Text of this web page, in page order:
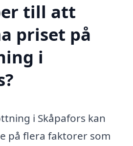
till att
priset på
i
i Skåpafors kan
på flera faktorer som